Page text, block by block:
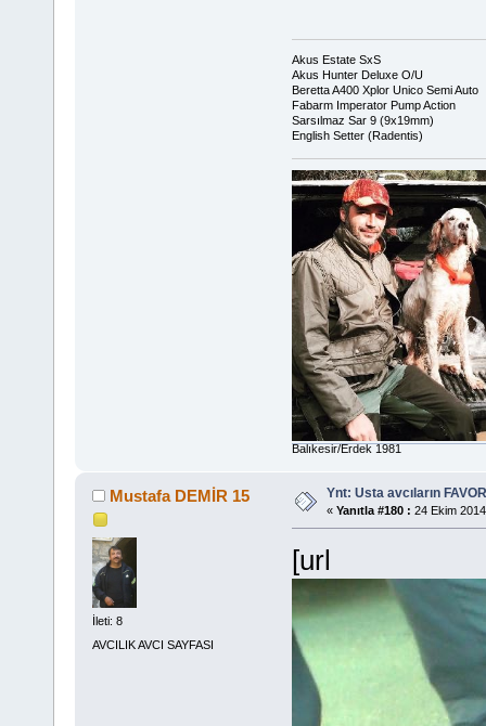
Akus Estate SxS
Akus Hunter Deluxe O/U
Beretta A400 Xplor Unico Semi Auto
Fabarm Imperator Pump Action
Sarsılmaz Sar 9 (9x19mm)
English Setter (Radentis)
Balıkesir/Erdek 1981
Mustafa DEMİR 15
İleti: 8
AVCILIK AVCI SAYFASI
Ynt: Usta avcıların
« Yanıtla #180 : 24 Ekim
[url